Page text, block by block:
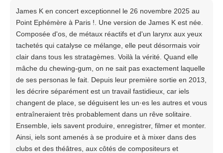
James K en concert exceptionnel le 26 novembre 2025 au
Point Ephémère à Paris !. Une version de James K est née.
Composée d'os, de métaux réactifs et d'un larynx aux yeux
tachetés qui catalyse ce mélange, elle peut désormais voir
clair dans tous les stratagèmes. Voilà la vérité. Quand elle
mâche du chewing-gum, on ne sait pas exactement laquelle
de ses personas le fait. Depuis leur première sortie en 2013,
les décrire séparément est un travail fastidieux, car iels
changent de place, se déguisent les un·es les autres et vous
entraîneraient très probablement dans un rêve solitaire.
Ensemble, iels savent produire, enregistrer, filmer et monter.
Ainsi, iels sont amenés à se produire et à mixer dans des
clubs et des théâtres, aux côtés de compositeurs et